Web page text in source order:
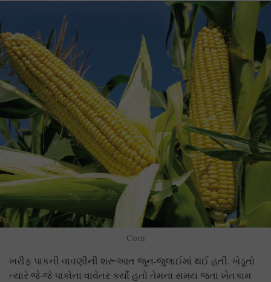
Corn
ખરીફ પાકની વાવણીની શરૂઆત જૂન-જુલાઈમાં થઈ હતી. ખેડૂતો
ત્યારે જે-જે પાકોના વાવેતર કર્યો હતો તેમના સમય જતા ખેતકામ